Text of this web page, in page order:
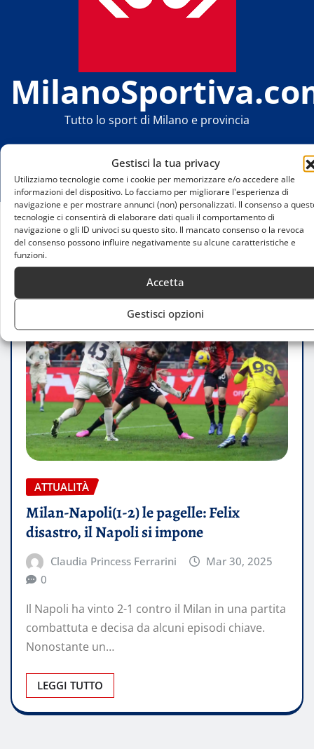
Gestisci la tua privacy
Utilizziamo tecnologie come i cookie per memorizzare e/o accedere alle
informazioni del dispositivo. Lo facciamo per migliorare l'esperienza di
navigazione e per mostrare annunci (non) personalizzati. Il consenso a
tecnologie ci consentirà di elaborare dati quali il comportamento di
navigazione o gli ID univoci su questo sito. Il mancato consenso o la revoca
del consenso possono influire negativamente su alcune caratteristiche e
funzioni.
Accetta
Gestisci opzioni
Tutto lo sport di Milano e provincia
Home
Milan-Napoli(1-2) le pagelle: Felix disastro, il
Napoli si impone
ATTUALITÀ
Milan-Napoli(1-2) le pagelle: Felix
disastro, il Napoli si impone
Claudia Princess Ferrarini
Mar 30, 2025
0
Il Napoli ha vinto 2-1 contro il Milan in una partita
combattuta e decisa da alcuni episodi chiave.
Nonostante un…
LEGGI TUTTO